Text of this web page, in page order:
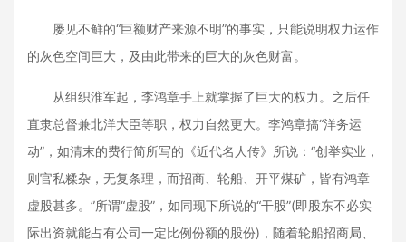
屡见不鲜的“巨额财产来源不明”的事实，只能说明权力运作
的灰色空间巨大，及由此带来的巨大的灰色财富。
从组织淮军起，李鸿章手上就掌握了巨大的权力。之后任
直隶总督兼北洋大臣等职，权力自然更大。李鸿章搞“洋务运
动”，如清末的费行简所写的《近代名人传》所说：“创举实业，
则官私糅杂，无复条理，而招商、轮船、开平煤矿，皆有鸿章
虚股甚多。”所谓“虚股”，如同现下所说的“干股”(即股东不必实
际出资就能占有公司一定比例份额的股份)，随着轮船招商局、